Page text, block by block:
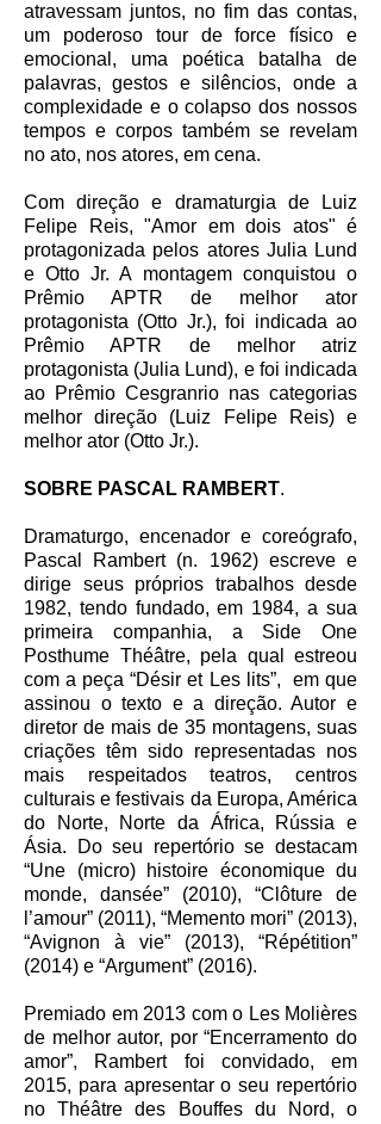
atravessam juntos, no fim das contas,
um poderoso tour de force físico e
emocional, uma poética batalha de
palavras, gestos e silêncios, onde a
complexidade e o colapso dos nossos
tempos e corpos também se revelam
no ato, nos atores, em cena.
Com direção e dramaturgia de Luiz
Felipe Reis, "Amor em dois atos" é
protagonizada pelos atores Julia Lund
e Otto Jr. A montagem conquistou o
Prêmio APTR de melhor ator
protagonista (Otto Jr.), foi indicada ao
Prêmio APTR de melhor atriz
protagonista (Julia Lund), e foi indicada
ao Prêmio Cesgranrio nas categorias
melhor direção (Luiz Felipe Reis) e
melhor ator (Otto Jr.).
SOBRE PASCAL RAMBERT.
Dramaturgo, encenador e coreógrafo,
Pascal Rambert (n. 1962) escreve e
dirige seus próprios trabalhos desde
1982, tendo fundado, em 1984, a sua
primeira companhia, a Side One
Posthume Théâtre, pela qual estreou
com a peça “Désir et Les lits”, em que
assinou o texto e a direção. Autor e
diretor de mais de 35 montagens, suas
criações têm sido representadas nos
mais respeitados teatros, centros
culturais e festivais da Europa, América
do Norte, Norte da África, Rússia e
Ásia. Do seu repertório se destacam
“Une (micro) histoire économique du
monde, dansée” (2010), “Clôture de
l’amour” (2011), “Memento mori” (2013),
“Avignon à vie” (2013), “Répétition”
(2014) e “Argument” (2016).
Premiado em 2013 com o Les Molières
de melhor autor, por “Encerramento do
amor”, Rambert foi convidado, em
2015, para apresentar o seu repertório
no Théâtre des Bouffes du Nord, o